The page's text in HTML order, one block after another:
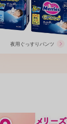
夜用ぐっすりパンツ